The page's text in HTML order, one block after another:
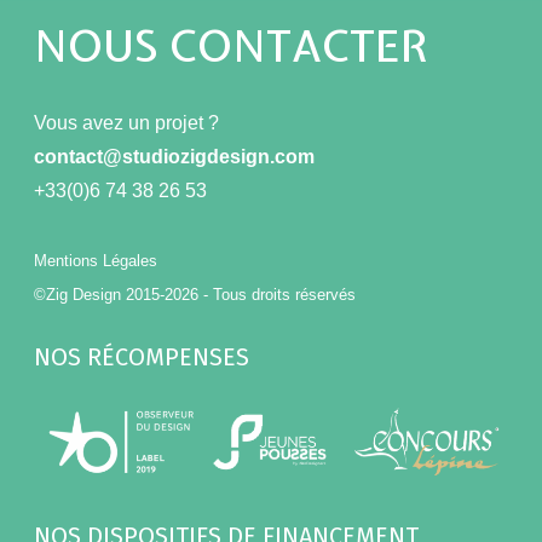
NOUS CONTACTER
Vous avez un projet ?
contact@studiozigdesign.com
+33(0)6 74 38 26 53
Mentions Légales
©Zig Design 2015-2026 - Tous droits réservés
NOS RÉCOMPENSES
NOS DISPOSITIFS DE FINANCEMENT